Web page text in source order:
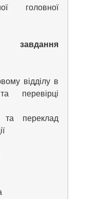
головної
відділу в
перевірці
переклад